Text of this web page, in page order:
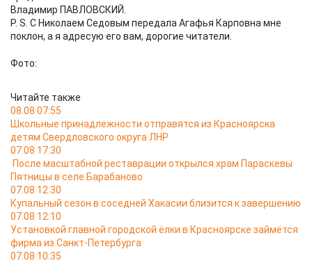
Владимир ПАВЛОВСКИЙ.
P. S. С Николаем Седовым передала Агафья Карповна мне
поклон, а я адресую его вам, дорогие читатели.
Фото:
Читайте также
08.08 07:55
Школьные принадлежности отправятся из Красноярска
детям Свердловского округа ЛНР
07.08 17:30
После масштабной реставрации открылся храм Параскевы
Пятницы в селе Барабаново
07.08 12:30
Купальный сезон в соседней Хакасии близится к завершению
07.08 12:10
Установкой главной городской ёлки в Красноярске займётся
фирма из Санкт-Петербурга
07.08 10:35